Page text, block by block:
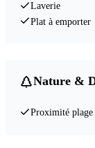
Laverie
Plat à emporter
Nature &
Proximité plage